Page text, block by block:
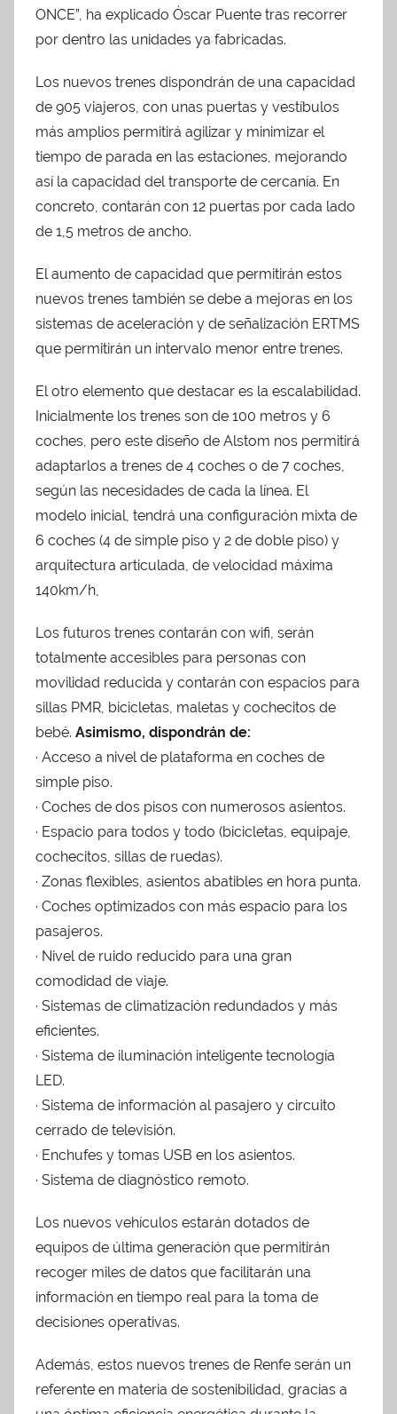
ONCE”, ha explicado Óscar Puente tras recorrer
por dentro las unidades ya fabricadas.
Los nuevos trenes dispondrán de una capacidad
de 905 viajeros, con unas puertas y vestíbulos
más amplios permitirá agilizar y minimizar el
tiempo de parada en las estaciones, mejorando
así la capacidad del transporte de cercanía. En
concreto, contarán con 12 puertas por cada lado
de 1,5 metros de ancho.
El aumento de capacidad que permitirán estos
nuevos trenes también se debe a mejoras en los
sistemas de aceleración y de señalización ERTMS
que permitirán un intervalo menor entre trenes.
El otro elemento que destacar es la escalabilidad.
Inicialmente los trenes son de 100 metros y 6
coches, pero este diseño de Alstom nos permitirá
adaptarlos a trenes de 4 coches o de 7 coches,
según las necesidades de cada la línea. El
modelo inicial, tendrá una configuración mixta de
6 coches (4 de simple piso y 2 de doble piso) y
arquitectura articulada, de velocidad máxima
140km/h,
Los futuros trenes contarán con wifi, serán
totalmente accesibles para personas con
movilidad reducida y contarán con espacios para
sillas PMR, bicicletas, maletas y cochecitos de
bebé. Asimismo, dispondrán de:
· Acceso a nivel de plataforma en coches de
simple piso.
· Coches de dos pisos con numerosos asientos.
· Espacio para todos y todo (bicicletas, equipaje,
cochecitos, sillas de ruedas).
· Zonas flexibles, asientos abatibles en hora punta.
· Coches optimizados con más espacio para los
pasajeros.
· Nivel de ruido reducido para una gran
comodidad de viaje.
· Sistemas de climatización redundados y más
eficientes.
· Sistema de iluminación inteligente tecnología
LED.
· Sistema de información al pasajero y circuito
cerrado de televisión.
· Enchufes y tomas USB en los asientos.
· Sistema de diagnóstico remoto.
Los nuevos vehículos estarán dotados de
equipos de última generación que permitirán
recoger miles de datos que facilitarán una
información en tiempo real para la toma de
decisiones operativas.
Además, estos nuevos trenes de Renfe serán un
referente en materia de sostenibilidad, gracias a